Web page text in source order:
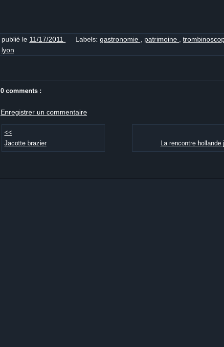
publié le 11/17/2011 Labels: gastronomie patrimoine
lyon
0 comments :
Enregistrer un commentaire
<<
Jacotte brazier
La rencontre hollande